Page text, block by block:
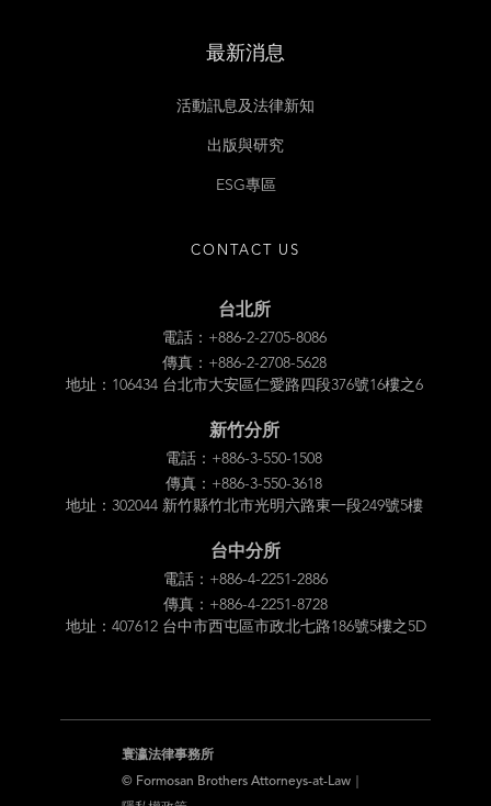
最新消息
活動訊息及法律新知
出版與研究
ESG專區
CONTACT US
台北所
電話：+886-2-2705-8086
傳真：+886-2-2708-5628
地址：106434 台北市大安區仁愛路四段376號16樓之6
新竹分所
電話：+886-3-550-1508
傳真：+886-3-550-3618
地址：302044 新竹縣竹北市光明六路東一段249號5樓
台中分所
電話：+886-4-2251-2886
傳真：+886-4-2251-8728
地址：407612 台中市西屯區市政北七路186號5樓之5D
寰瀛法律事務所
© Formosan Brothers Attorneys-at-Law｜